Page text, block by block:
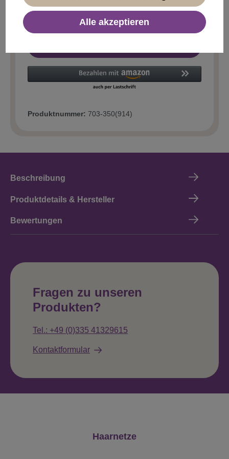
Produktnummer: 703-350(914)
Beschreibung
Produktdetails & Hersteller
Bewertungen
Fragen zu unseren
Produkten?
Tel.: +49 (0)335 41329615
Kontaktformular
Produktgalerie überspringen
Haarnetze
Alle akzeptieren